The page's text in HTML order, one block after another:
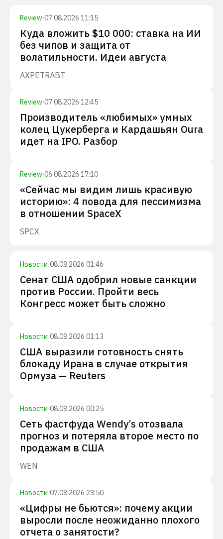
Review·07.08.2026 11:15
Куда вложить $10 000: ставка на ИИ
без чипов и защита от
волатильности. Идеи августа
AXPETRABT
Review·07.08.2026 12:45
Производитель «любимых» умных
колец Цукерберга и Кардашьян Oura
идет на IPO. Разбор
Review·06.08.2026 17:10
«Сейчас мы видим лишь красивую
историю»: 4 повода для пессимизма
в отношении SpaceX
SPCX
Новости·08.08.2026 01:46
Сенат США одобрил новые санкции
против России. Пройти весь
Конгресс может быть сложно
Новости·08.08.2026 01:13
США выразили готовность снять
блокаду Ирана в случае открытия
Ормуза — Reuters
Новости·08.08.2026 00:25
Сеть фастфуда Wendy’s отозвала
прогноз и потеряла второе место по
продажам в США
WEN
Новости·07.08.2026 23:50
«Цифры не бьются»: почему акции
выросли после неожиданно плохого
отчета о занятости?